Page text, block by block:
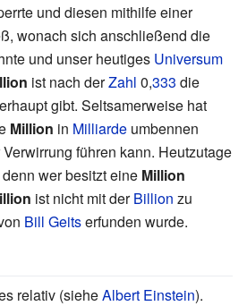
und diesen mithilfe einer
wonach sich anschließend die
und unser heutiges Universum
ist nach derZahl 0,333 die
gibt. Seltsamerweise hat
Million in Milliarde umbennen
führen kann. Heutzutage
wer besitzt eine Million
ist nicht mit derBillion zu
Bill Geitserfunden wurde.
relativ (sieheAlbert Einstein).